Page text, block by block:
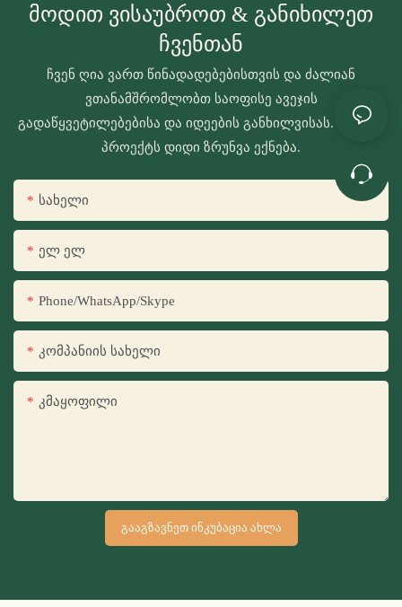
Მოდით Ვისაუბროთ & Განიხილეთ
Ჩვენთან
ჩვენ ღია ვართ წინადადებებისთვის და ძალიან
ვთანამშრომლობთ საოფისე ავეჯის
გადაწყვეტილებებისა და იდეების განხილვისას. თქვენს
პროექტს დიდი ზრუნვა ექნება.
Სახელი
Ელ Ელ
Phone/WhatsApp/Skype
Კომპანიის Სახელი
Კმაყოფილი
ᲒᲐᲐᲒᲖᲐᲕᲜᲔᲗ ᲘᲜᲙᲣᲑᲐᲪᲘᲐ ᲐᲮᲚᲐ